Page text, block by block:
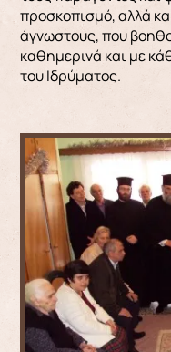
προσκοπισμό, αλλά
άγνωστους, που
καθημερινά και με
του Ιδρύματος.